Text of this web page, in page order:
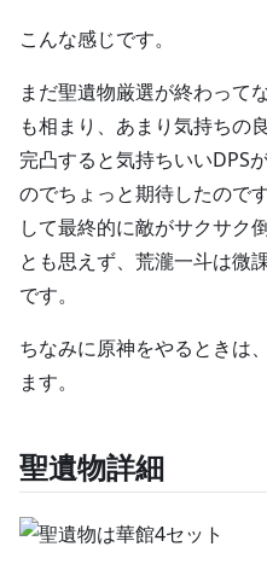
こんな感じです。
まだ聖遺物厳選が終わって
も相まり、あまり気持ちの
完凸すると気持ちいいDPS
のでちょっと期待したので
して最終的に敵がサクサク
とも思えず、荒瀧一斗は微
です。
ちなみに原神をやるときは
ます。
聖遺物詳細